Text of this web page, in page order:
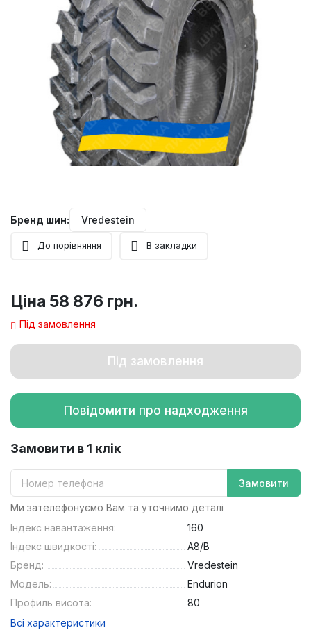
Бренд шин: Vredestein
До порівняння В закладки
Ціна 58 876 грн.
Під замовлення
Під замовлення
Повідомити про надходження
Замовити в 1 клік
Замовити
Ми зателефонуємо Вам та уточнимо деталі
Індекс навантаження:
160
Індекс швидкості:
A8/B
Бренд:
Vredestein
Модель:
Endurion
Профиль висота:
80
Всі характеристики